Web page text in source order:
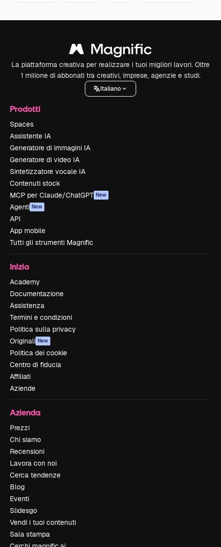
La piattaforma creativa per realizzare i tuoi migliori lavori. Oltre
1 milione di abbonati tra creativi, imprese, agenzie e studi.
Italiano
Prodotti
Spaces
Assistente IA
Generatore di immagini IA
Generatore di video IA
Sintetizzatore vocale IA
Contenuti stock
MCP per Claude/ChatGPT New
Agenti New
API
App mobile
Tutti gli strumenti Magnific
Inizia
Academy
Documentazione
Assistenza
Termini e condizioni
Politica sulla privacy
Originali New
Politica dei cookie
Centro di fiducia
Affiliati
Aziende
Azienda
Prezzi
Chi siamo
Recensioni
Lavora con noi
Cerca tendenze
Blog
Eventi
Slidesgo
Vendi i tuoi contenuti
Sala stampa